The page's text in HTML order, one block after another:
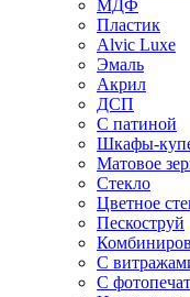
МДФ
Пластик
Alvic Luxe
Эмаль
Акрил
ДСП
С патиной
Шкафы-
Матовое
Стекло
Цветное
Пескоструй
С
С